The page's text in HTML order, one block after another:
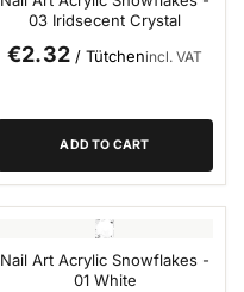
03 Iridsecent Crystal
€2.32/ Tütchenincl. VAT
ADD TO CART
Nail Art Acrylic Snowflakes -
01 White